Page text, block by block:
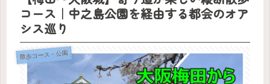
コース｜中之島公園を経由する都会のオア
シス巡り
散歩コース・公園